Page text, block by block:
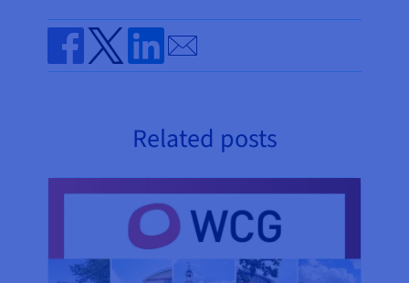
Share on Facebook
Share on Twitter
Share on Linkedin
Send by email
Related posts